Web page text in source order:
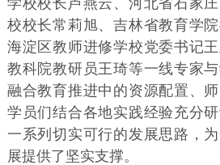
校校长常莉旭、吉林省教育学
海淀区教师进修学校党委书记
教科院教研员王琦等一线专家
融合教育推进中的资源配置、师
学员们结合各地实践经验充分
一系列切实可行的发展思路，
展提供了坚实支撑。